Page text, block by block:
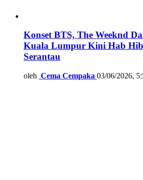
Konset BTS, The Weeknd
Kuala Lumpur Kini Hab
Serantau
oleh Cema Cempaka 03/06/2026,